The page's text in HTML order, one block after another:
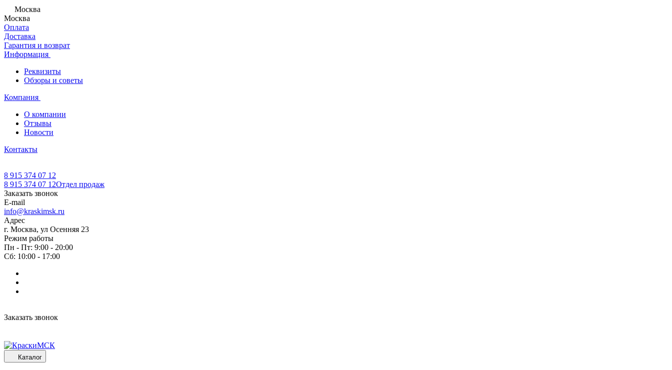
Москва
Москва
Оплата
Доставка
Гарантия и возврат
Информация
Реквизиты
Обзоры и советы
Компания
О компании
Отзывы
Новости
Контакты
8 915 374 07 12
8 915 374 07 12Отдел продаж
Заказать звонок
E-mail
info@kraskimsk.ru
Адрес
г. Москва, ул Осенняя 23
Режим работы
Пн - Пт: 9:00 - 20:00
Сб: 10:00 - 17:00
Заказать звонок
Каталог